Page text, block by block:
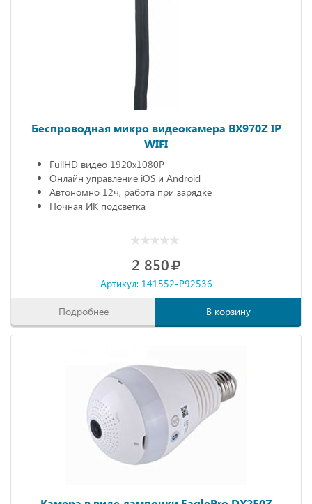
Беспроводная микро видеокамера BX970Z IP
WIFI
FullHD видео 1920х1080P
Онлайн управление iOS и Android
Автономно 12ч, работа при зарядке
Ночная ИК подсветка
2 850
Артикул: 141552-P92536
Подробнее В корзину